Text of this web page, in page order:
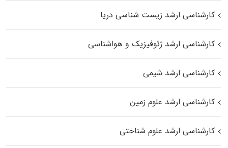
کارشناسی ارشد زیست‌ شناسی دریا
کارشناسی ارشد ژئوفیزیک و هواشناسی
کارشناسی ارشد شیمی
کارشناسی ارشد علوم زمین
کارشناسی ارشد علوم شناختی